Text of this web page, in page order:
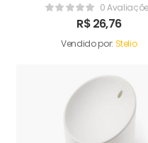
0
R$26,76
Vendido por: Stelio